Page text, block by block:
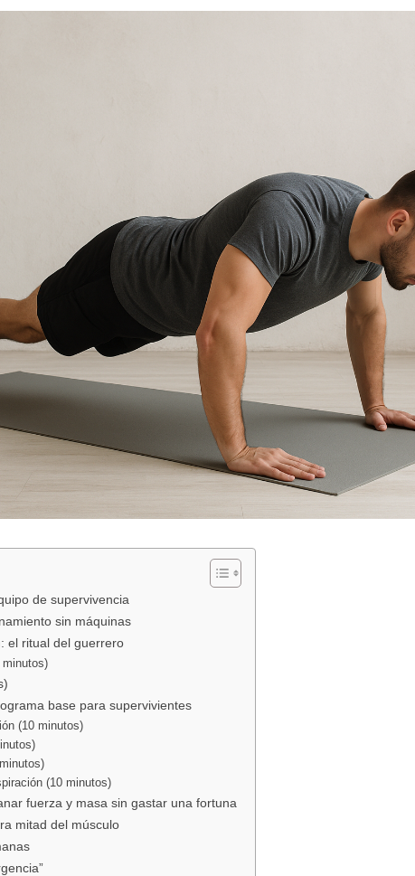
de supervivencia
sin máquinas
el ritual del guerrero
base para supervivientes
(10 minutos)
(10 minutos)
fuerza y masa sin gastar una fortuna
mitad del músculo